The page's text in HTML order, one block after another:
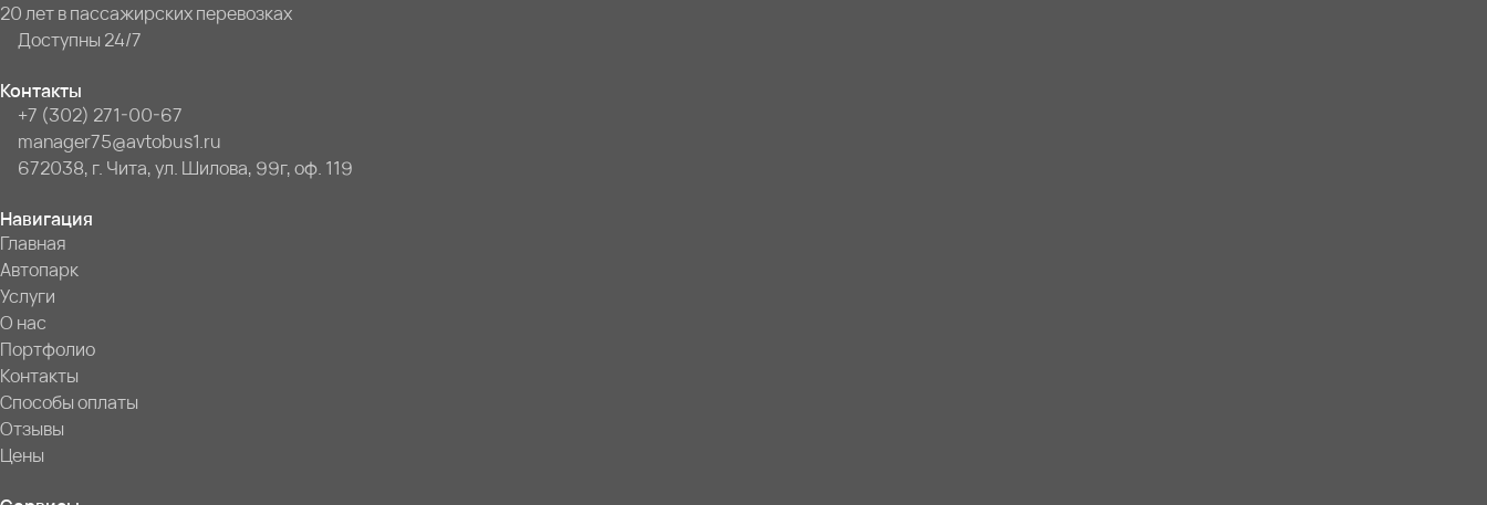
20 лет в пассажирских перевозках
Доступны 24/7
Контакты
+7 (302) 271-00-67
manager75@avtobus1.ru
672038, г. Чита, ул. Шилова, 99г, оф. 119
Навигация
Главная
Автопарк
Услуги
О нас
Портфолио
Контакты
Способы оплаты
Отзывы
Цены